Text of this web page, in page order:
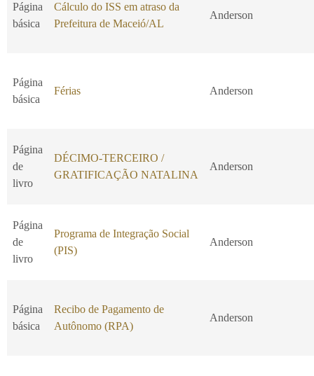
Página
básica
Cálculo do ISS em atraso da
Prefeitura de Maceió/AL
Anderson
Página
básica
Férias Anderson
Página
de
livro
DÉCIMO-TERCEIRO /
GRATIFICAÇÃO NATALINA
Anderson
Página
de
livro
Programa de Integração Social
(PIS)
Anderson
Página
básica
Recibo de Pagamento de
Autônomo (RPA)
Anderson